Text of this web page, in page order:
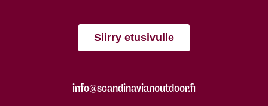
Siirry etusivulle
info@scandinavianoutdoor.fi